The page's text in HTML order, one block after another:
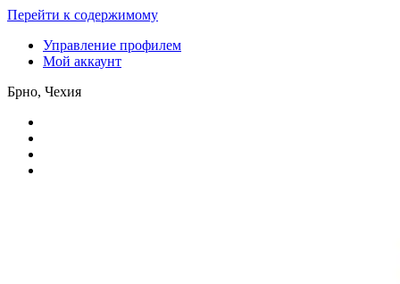
Перейти к содержимому
Управление профилем
Мой аккаунт
Брно, Чехия